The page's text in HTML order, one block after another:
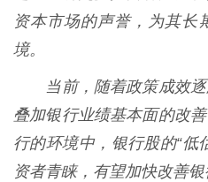
资本市场的声誉，为其长
境。
当前，随着政策成效逐
叠加银行业绩基本面的改
行的环境中，银行股的“低
资者青睐，有望加快改善银